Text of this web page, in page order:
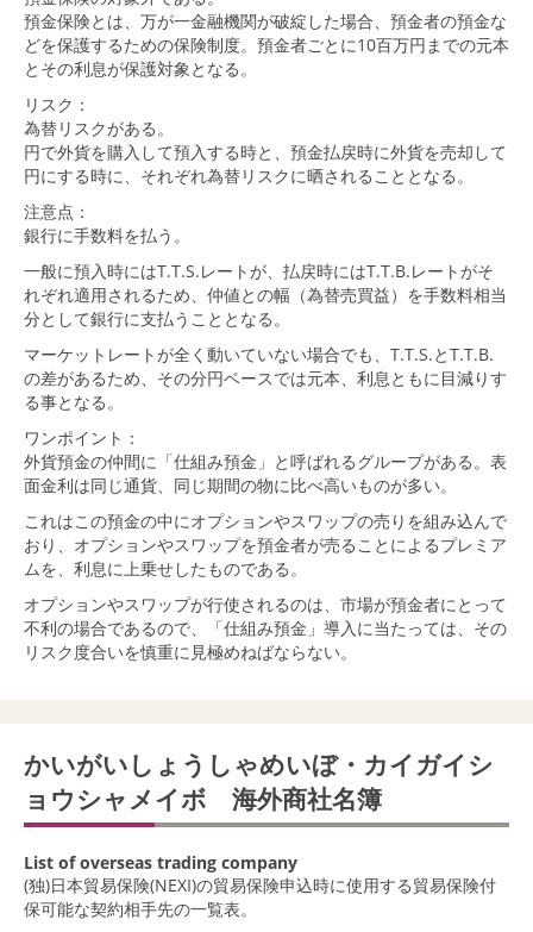
預金保険とは、万が一金融機関が破綻した場合、預金者の預金な
どを保護するための保険制度。預金者ごとに10百万円までの元本
とその利息が保護対象となる。
リスク：
為替リスクがある。
円で外貨を購入して預入する時と、預金払戻時に外貨を売却して
円にする時に、それぞれ為替リスクに晒されることとなる。
注意点：
銀行に手数料を払う。
一般に預入時にはT.T.S.レートが、払戻時にはT.T.B.レートがそ
れぞれ適用されるため、仲値との幅（為替売買益）を手数料相当
分として銀行に支払うこととなる。
マーケットレートが全く動いていない場合でも、T.T.S.とT.T.B.
の差があるため、その分円ベースでは元本、利息ともに目減りす
る事となる。
ワンポイント：
外貨預金の仲間に「仕組み預金」と呼ばれるグループがある。表
面金利は同じ通貨、同じ期間の物に比べ高いものが多い。
これはこの預金の中にオプションやスワップの売りを組み込んで
おり、オプションやスワップを預金者が売ることによるプレミア
ムを、利息に上乗せしたものである。
オプションやスワップが行使されるのは、市場が預金者にとって
不利の場合であるので、「仕組み預金」導入に当たっては、その
リスク度合いを慎重に見極めねばならない。
かいがいしょうしゃめいぼ・カイガイシ
ョウシャメイボ 海外商社名簿
List of overseas trading company
(独)日本貿易保険(NEXI)の貿易保険申込時に使用する貿易保険付
保可能な契約相手先の一覧表。